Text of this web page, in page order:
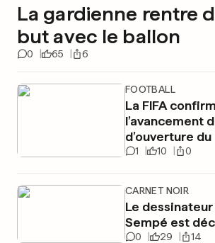
La gardienne rentre
but avec le ballon
0 65 6
FOOTBALL
La FIFA
l’avancement
d’ouverture
1 10 0
CARNET NOIR
Le dessinateur
Sempé est
0 29 14